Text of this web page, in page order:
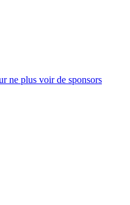
ne plus voir de sponsors